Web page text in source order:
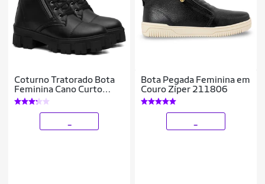
Coturno Tratorado Bota
Feminina Cano Curto
Zíper Confortável
Bota Pegada Feminina em
Couro Zíper 211806